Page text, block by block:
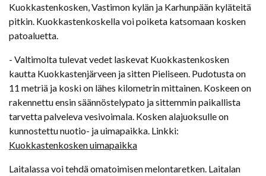
Kuokkastenkosken, Vastimon kylän ja Karhunpään kyläteitä
pitkin. Kuokkastenkoskella voi poiketa katsomaan kosken
patoaluetta.
- Valtimolta tulevat vedet laskevat Kuokkastenkosken
kautta Kuokkastenjärveen ja sitten Pieliseen. Pudotusta on
11 metriä ja koski on lähes kilometrin mittainen. Koskeen on
rakennettu ensin säännöstelypato ja sittemmin paikallista
tarvetta palveleva vesivoimala. Kosken alajuoksulle on
kunnostettu nuotio- ja uimapaikka. Linkki:
Kuokkastenkosken uimapaikka
Laitalassa voi tehdä omatoimisen melontaretken. Laitalan